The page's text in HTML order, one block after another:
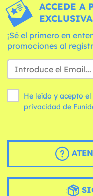
ACCEDE A
¡Sé el primero en
promociones al
He leído y acepto
privacidad de